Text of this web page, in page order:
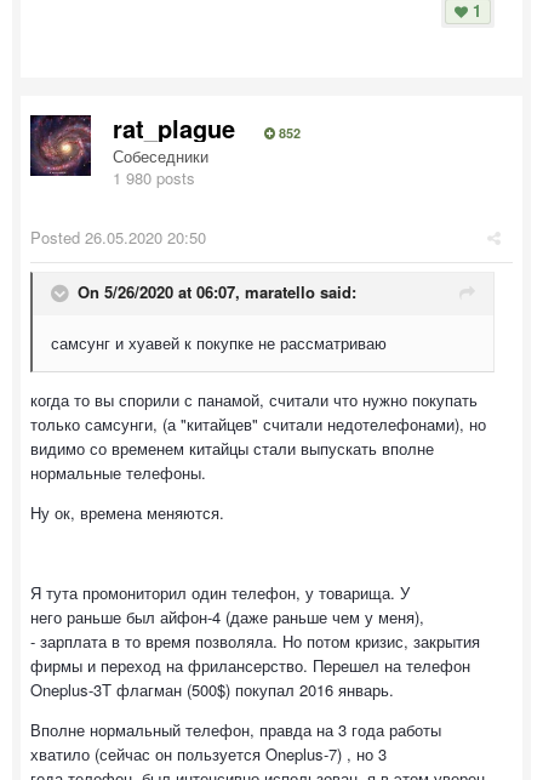
1
rat_plague 852
Собеседники
1 980 posts
Posted 26.05.2020 20:50
On 5/26/2020 at 06:07, maratello said:
самсунг и хуавей к покупке не рассматриваю
когда то вы спорили с панамой, считали что нужно покупать
только самсунги, (а "китайцев" считали недотелефонами), но
видимо со временем китайцы стали выпускать вполне
нормальные телефоны.
Ну ок, времена меняются.
Я тута промониторил один телефон, у товарища. У
него раньше был айфон-4 (даже раньше чем у меня),
- зарплата в то время позволяла. Но потом кризис, закрытия
фирмы и переход на фрилансерство. Перешел на телефон
Oneplus-3T флагман (500$) покупал 2016 январь.
Вполне нормальный телефон, правда на 3 года работы
хватило (сейчас он пользуется Oneplus-7) , но 3